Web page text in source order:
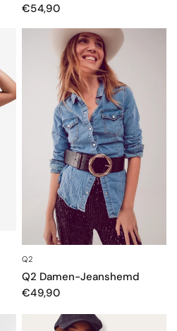
€54,90
Q2
Q2 Damen-Jeanshemd
€49,90